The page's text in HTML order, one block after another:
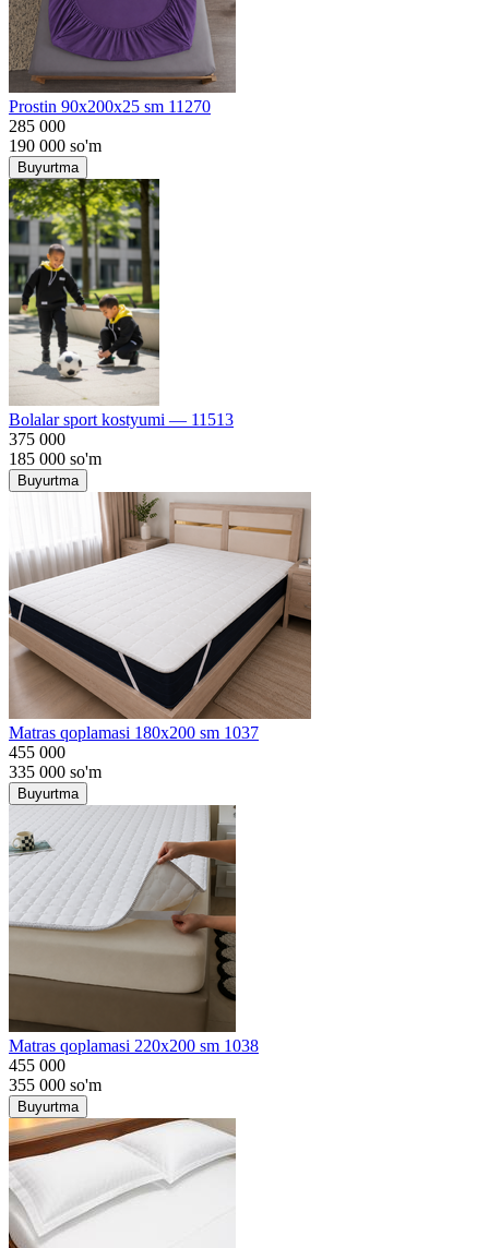
Prostin 90x200x25 sm 11270
285 000
190 000 so'm
Buyurtma
Bolalar sport kostyumi — 11513
375 000
185 000 so'm
Buyurtma
Matras qoplamasi 180x200 sm 1037
455 000
335 000 so'm
Buyurtma
Matras qoplamasi 220x200 sm 1038
455 000
355 000 so'm
Buyurtma